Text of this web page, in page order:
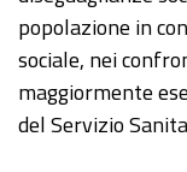
popolazione in
sociale, nei
maggiormente
del Servizio